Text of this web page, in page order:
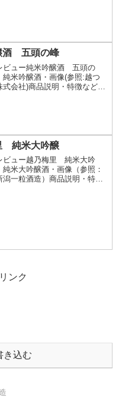
酒 五頭の峰
ビュー純米吟醸酒 五頭の
純米吟醸酒・画像(参照:越つ
式会社)商品説明・特徴など
純米大吟醸
ビュー越乃梅里 純米大吟
純米大吟醸酒・画像（参照：
潟一粒酒造）商品説明・特徴
ンク
き込む